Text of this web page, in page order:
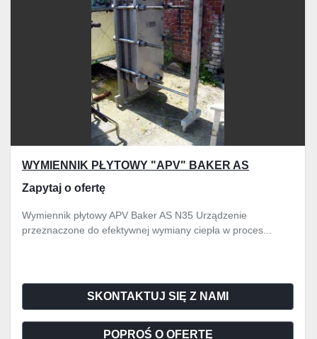
WYMIENNIK PŁYTOWY "APV" BAKER AS
Zapytaj o ofertę
Wymiennik płytowy APV Baker AS N35 Urządzenie
przeznaczone do efektywnej wymiany ciepła w proces...
SKONTAKTUJ SIĘ Z NAMI
POPROŚ O OFERTĘ